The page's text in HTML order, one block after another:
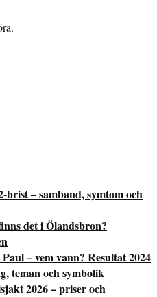
brist – samband, symtom och
det i Ölandsbron?
– vem vann? Resultat 2024
teman och symbolik
2026 – priser och